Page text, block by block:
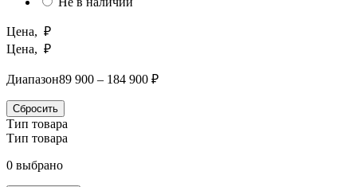
Цена, ₽
Цена, ₽
Диапазон89 900 – 184 900 ₽
Сбросить
Тип товара
Тип товара
0 выбрано